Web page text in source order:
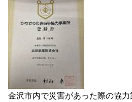
金沢市内で災害があった際の協力